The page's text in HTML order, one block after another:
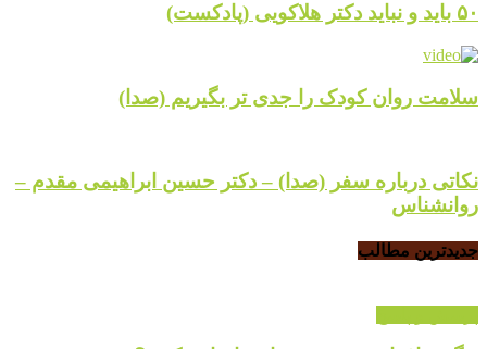
۵۰ باید و نباید دکتر هلاکویی (پادکست)
سلامت روان کودک را جدی تر بگیریم (صدا)
نکاتی درباره سفر (صدا) – دکتر حسین ابراهیمی مقدم –
روانشناس
جدیدترین مطالب